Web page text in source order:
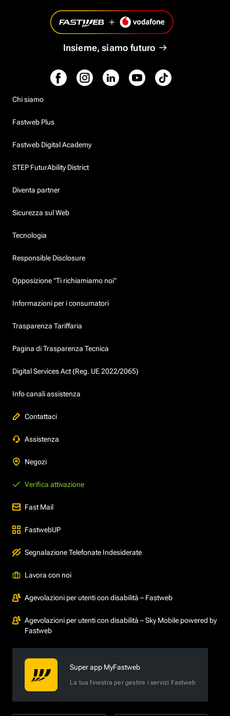
Insieme, siamo futuro
Chi siamo
Fastweb Plus
Fastweb Digital Academy
STEP FuturAbility District
Diventa partner
Sicurezza sul Web
Tecnologia
Responsible Disclosure
Opposizione "Ti richiamiamo noi"
Informazioni per i consumatori
Trasparenza Tariffaria
Pagina di Trasparenza Tecnica
Digital Services Act (Reg. UE 2022/2065)
Info canali assistenza
Contattaci
Assistenza
Negozi
Verifica attivazione
Fast Mail
FastwebUP
Segnalazione Telefonate Indesiderate
Lavora con noi
Agevolazioni per utenti con disabilità – Fastweb
Agevolazioni per utenti con disabilità – Sky Mobile powered by
Fastweb
Super app MyFastweb
La tua finestra per gestire i servizi Fastweb